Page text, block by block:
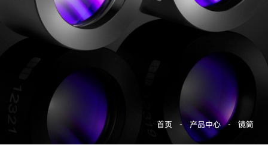
搜索
首页 - 产品中心 - 镜筒